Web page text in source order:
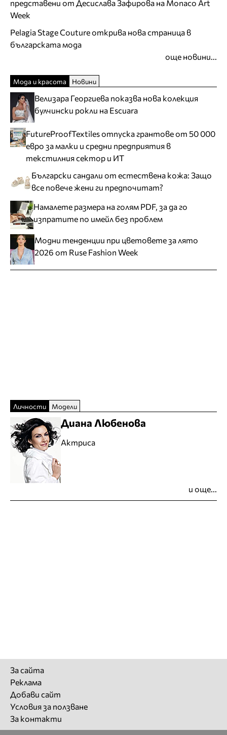
представени от Десислава Зафирова на Monaco Art
Week
Pelagia Stage Couture открива нова страница в
българската мода
още новини...
Мода и красота Новини
Велизара Георгиева показва нова колекция
булчински рокли на Escuara
FutureProofTextiles отпуска грантове от 50 000
евро за малки и средни предприятия в
текстилния сектор и ИТ
Български сандали от естествена кожа: Защо
все повече жени ги предпочитат?
Намалете размера на голям PDF, за да го
изпратите по имейл без проблем
Модни тенденции при цветовете за лято
2026 от Ruse Fashion Week
Личности Модели
Диана Любенова
Актриса
и още...
За сайта
Реклама
Добави сайт
Условия за ползване
За контакти